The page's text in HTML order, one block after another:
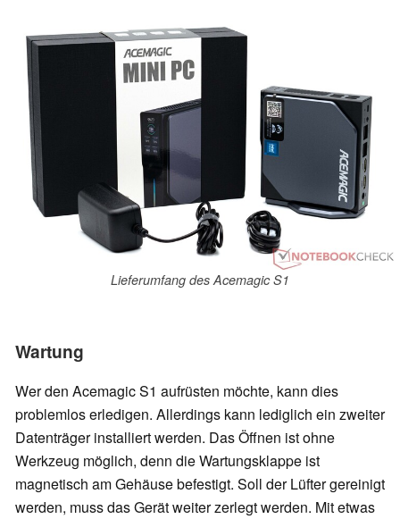
Lieferumfang des Acemagic S1
Wartung
Wer den Acemagic S1 aufrüsten möchte, kann dies
problemlos erledigen. Allerdings kann lediglich ein zweiter
Datenträger installiert werden. Das Öffnen ist ohne
Werkzeug möglich, denn die Wartungsklappe ist
magnetisch am Gehäuse befestigt. Soll der Lüfter gereinigt
werden, muss das Gerät weiter zerlegt werden. Mit etwas